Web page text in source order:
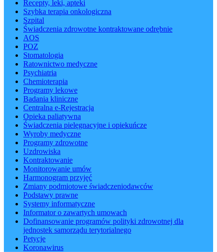
Recepty, leki, apteki
Szybka terapia onkologiczna
Szpital
Świadczenia zdrowotne kontraktowane odrębnie
AOS
POZ
Stomatologia
Ratownictwo medyczne
Psychiatria
Chemioterapia
Programy lekowe
Badania kliniczne
Centralna e-Rejestracja
Opieka paliatywna
Świadczenia pielęgnacyjne i opiekuńcze
Wyroby medyczne
Programy zdrowotne
Uzdrowiska
Kontraktowanie
Monitorowanie umów
Harmonogram przyjęć
Zmiany podmiotowe świadczeniodawców
Podstawy prawne
Systemy informatyczne
Informator o zawartych umowach
Dofinansowanie programów polityki zdrowotnej dla
jednostek samorządu terytorialnego
Petycje
Koronawirus